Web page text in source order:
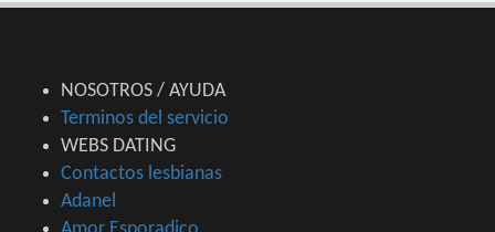
NOSOTROS / AYUDA
Terminos del servicio
WEBS DATING
Contactos lesbianas
Adanel